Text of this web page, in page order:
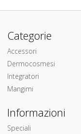
Categorie
Accessori
Dermocosmesi
Integratori
Mangimi
Informazioni
Speciali